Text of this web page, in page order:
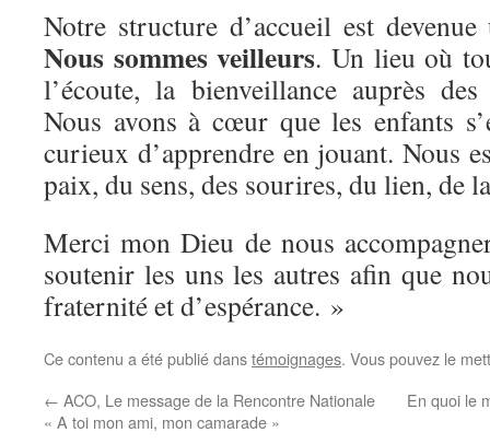
Notre structure d’accueil est
Nous sommes veilleurs. Un lieu où
l’écoute, la bienveillance auprès
Nous avons à cœur que les enfants
curieux d’apprendre en jouant. Nous
paix, du sens, des sourires, du lien, de
Merci mon Dieu de nous
soutenir les uns les autres afin que
fraternité et d’espérance. »
Ce contenu a été publié danstémoignages. Vous pouvez le
← ACO, Le message de la Rencontre Nationale
« A toi mon ami, mon camarade »
En quoi le